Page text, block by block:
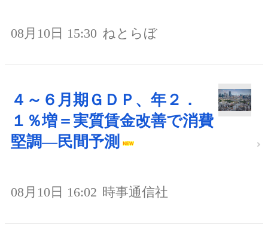
08月10日 15:30 ねとらぼ
４～６月期ＧＤＰ、年２．
１％増＝実質賃金改善で消費
堅調―民間予測
08月10日 16:02 時事通信社